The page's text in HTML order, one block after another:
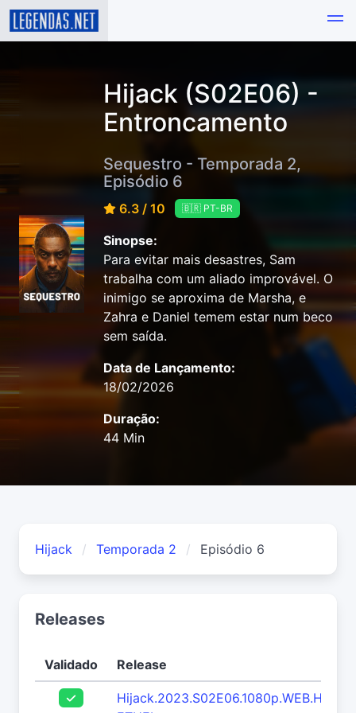
Hijack (S02E06) -
Entroncamento
Sequestro - Temporada 2,
Episódio 6
6.3 / 10 🇧🇷 PT-BR
Sinopse:
Para evitar mais desastres, Sam
trabalha com um aliado improvável. O
inimigo se aproxima de Marsha, e
Zahra e Daniel temem estar num beco
sem saída.
Data de Lançamento:
18/02/2026
Duração:
44 Min
Hijack Temporada 2 Episódio 6
Releases
Validado Release
Hijack.2023.S02E06.1080p.WEB.H264-